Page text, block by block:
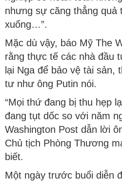
nhưng sự căng thẳng quả
xuống…”.
Mặc dù vậy, báo Mỹ The
rằng thực tế các nhà đầu
lại Nga để bảo vệ tài sản,
tư như ông Putin nói.
“Mọi thứ đang bị thu hẹp
đang tụt dốc so với năm
Washington Post dẫn lời
Chủ tịch Phòng Thương
biết.
Một ngày trước buổi diễn